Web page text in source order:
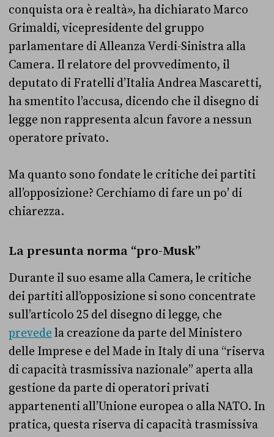
conquista ora è realtà», ha dichiarato Marco
Grimaldi, vicepresidente del gruppo
parlamentare di Alleanza Verdi-Sinistra alla
Camera. Il relatore del provvedimento, il
deputato di Fratelli d’Italia Andrea Mascaretti,
ha smentito l’accusa, dicendo che il disegno di
legge non rappresenta alcun favore a nessun
operatore privato.
Ma quanto sono fondate le critiche dei partiti
all’opposizione? Cerchiamo di fare un po’ di
chiarezza.
La presunta norma “pro-Musk”
Durante il suo esame alla Camera, le critiche
dei partiti all’opposizione si sono concentrate
sull’articolo 25 del disegno di legge, che
prevede la creazione da parte del Ministero
delle Imprese e del Made in Italy di una “riserva
di capacità trasmissiva nazionale” aperta alla
gestione da parte di operatori privati
appartenenti all’Unione europea o alla NATO. In
pratica, questa riserva di capacità trasmissiva